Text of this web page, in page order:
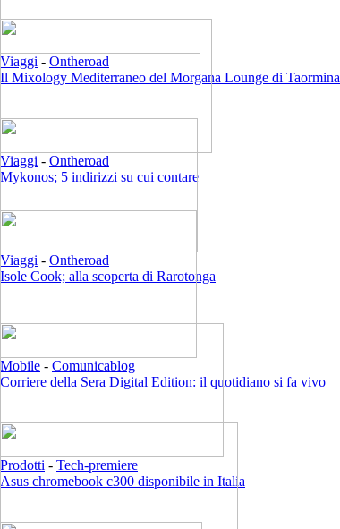
Viaggi - Ontheroad
Il Mixology Mediterraneo del Morgana Lounge di Taormina
Viaggi - Ontheroad
Mykonos; 5 indirizzi su cui contare
Viaggi - Ontheroad
Isole Cook; alla scoperta di Rarotonga
Mobile - Comunicablog
Corriere della Sera Digital Edition: il quotidiano si fa vivo
Prodotti - Tech-premiere
Asus chromebook c300 disponibile in Italia